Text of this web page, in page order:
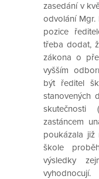
zasedání v
odvolání Mgr.
pozice
třeba dodat,
zákona o
vyšším
být ředitel
stanovených
zastáncem
poukázala
škole
výsledky
vyhodnocují.